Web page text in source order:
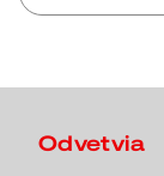
Odvetvia